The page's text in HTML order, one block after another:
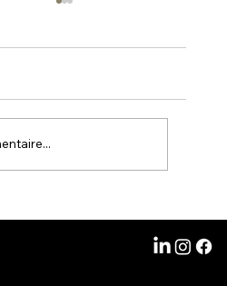
: 𝗰𝗵𝗮𝗾𝘂𝗲 𝗮𝗻𝗻𝗲́𝗲, 𝘃𝗼𝘂𝘀